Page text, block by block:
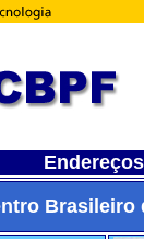
Brasileiro